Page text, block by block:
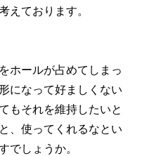
えております。
ホールが占めてしまっ
になって好ましくない
もそれを維持したいと
、使ってくれるなとい
でしょうか。